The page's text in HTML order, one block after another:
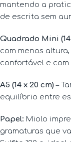
mantendo a
de escrita sem
Quadrado Mini (14
com menos
confortável e
A5 (14 x 20 cm) –
equilíbrio entre
Papel: Miolo
gramaturas que